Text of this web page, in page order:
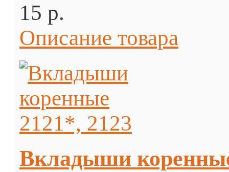
15 p.
Описание товара
Вкладыши